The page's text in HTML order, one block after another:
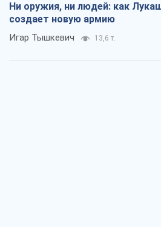
Ни оружия, ни людей: как
создает новую армию
Игар Тышкевич 13,6 т.